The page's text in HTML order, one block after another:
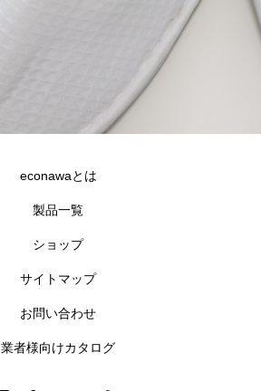
合同会社goldfish
098-890-0177
econawaとは
製品一覧
ショップ
サイトマップ
お問い合わせ
業者様向けカタログ